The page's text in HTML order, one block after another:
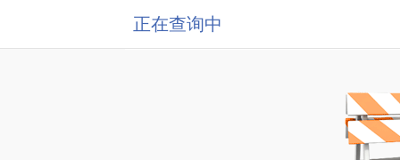
正在查询中